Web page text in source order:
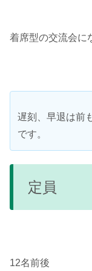
着席型の交流会に
遅刻、早退は前
です。
定員
12名前後